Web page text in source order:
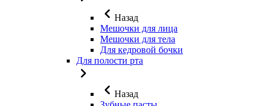
Назад
Мешочки для лица
Мешочки для тела
Для кедровой бочки
Для полости рта
Назад